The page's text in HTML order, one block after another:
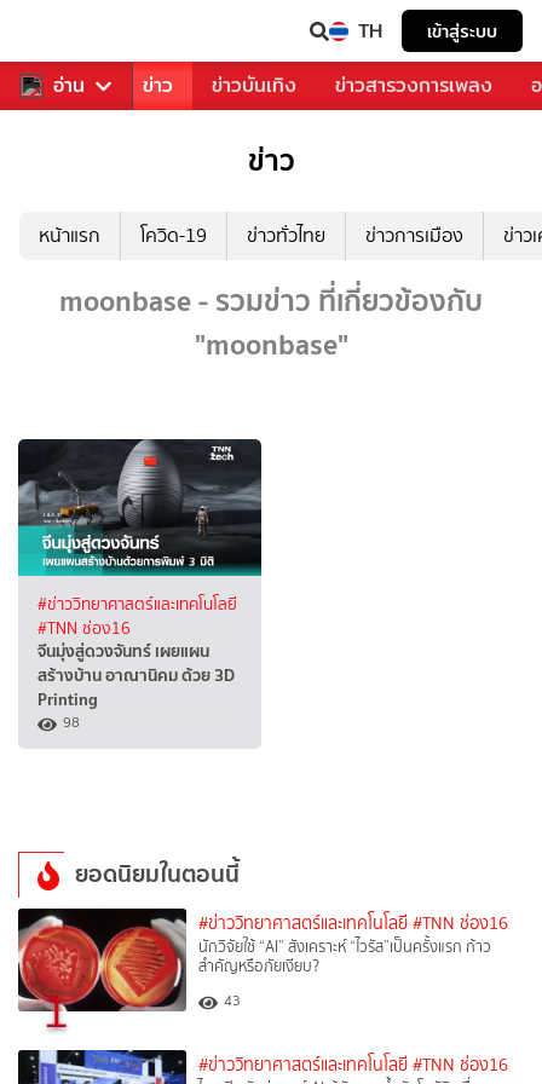
TH เข้าสู่ระบบ
อ่าน
คุณ กีฬา ข่าว ข่าวบันเทิง ข่าวสารวงการเพลง
ข่าว
หน้าแรก โควิด-19 ข่าวทั่วไทย ข่าวการเมือง ข่าว
moonbase - รวมข่าว ที่เกี่ยวข้องกับ
"moonbase"
#ข่าววิทยาศาสตร์และเทคโนโลยี
#TNN ช่อง16
จีนมุ่งสู่ดวงจันทร์ เผยแผน
สร้างบ้าน อาณานิคม ด้วย 3D
Printing
98
ยอดนิยมในตอนนี้
1
#ข่าววิทยาศาสตร์และเทคโนโลยี #TNN ช่อง16
นักวิจัยใช้ “AI” สังเคราะห์ “ไวรัส”เป็นครั้งแรก ก้าว
สำคัญหรือภัยเงียบ?
43
#ข่าววิทยาศาสตร์และเทคโนโลยี #TNN ช่อง16